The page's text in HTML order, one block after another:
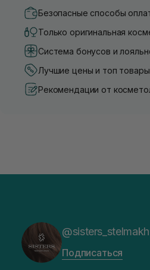
Безопасные способы
Только оригинальная
Система бонусов и
Лучшие цены и топ товары
Рекомендации от
Подписаться